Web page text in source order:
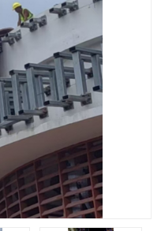
GRC厂家
GRG材料生产厂家
GRC树池坐凳